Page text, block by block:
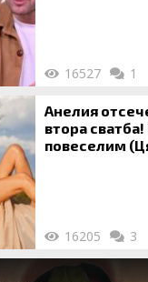
16527 1
Анелия
втора
повеселим
16205 3